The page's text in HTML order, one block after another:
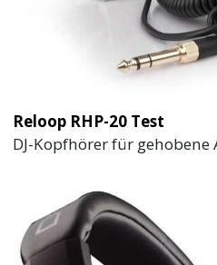
Reloop RHP-20 Test
DJ-Kopfhörer für gehobene